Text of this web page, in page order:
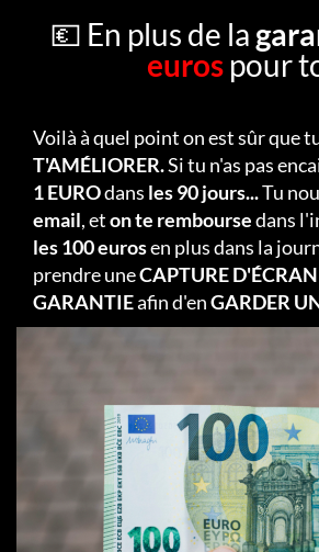
💶 En plus de la
eurospour
Voilà à quel point on est sûr que
T'AMÉLIORER.Si tu n'as pas
1 EUROdans les 90 jours...Tu
email, eton te remboursedans
les 100 eurosen plus dans la
prendre uneCAPTURE D'ÉCRAN
GARANTIEafin d'enGARDER